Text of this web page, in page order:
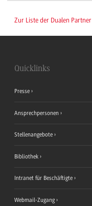
Zur Liste der Dualen Partner
Quicklinks
Presse
Ansprechpersonen
Stellenangebote
Bibliothek
Intranet für Beschäftigte
Webmail-Zugang